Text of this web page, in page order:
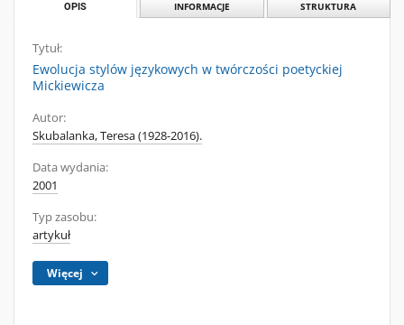
OPIS INFORMACJE STRUKTURA
Tytuł:
Ewolucja stylów językowych w twórczości poetyckiej
Mickiewicza
Autor:
Skubalanka, Teresa (1928-2016).
Data wydania:
2001
Typ zasobu:
artykuł
Więcej